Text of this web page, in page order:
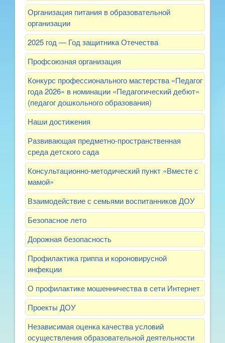
Организация питания в образовательной
организации
2025 год — Год защитника Отечества
Профсоюзная организация
Конкурс профессионального мастерства «Педагог
года 2026» в номинации «Педагогический дебют»
(педагог дошкольного образования)
Наши достижения
Развивающая предметно-пространственная
среда детского сада
Консультационно-методический пункт «Вместе с
мамой»
Взаимодействие с семьями воспитанников ДОУ
Безопасное лето
Дорожная безопасность
Профилактика гриппа и короновирусной
инфекции
О профилактике мошенничества в сети Интернет
Проекты ДОУ
Независимая оценка качества условий
осуществления образовательной деятельности